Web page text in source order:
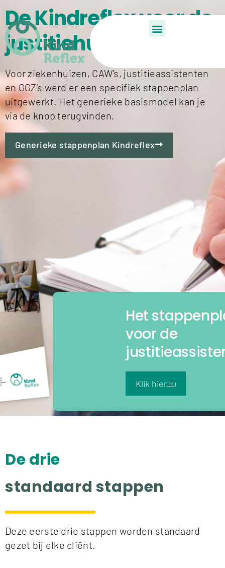
De Kindreflex voor de
justitiehuizen
Voor ziekenhuizen, CAW’s, justitieassistenten
en GGZ’s werd er een specifiek stappenplan
uitgewerkt. Het generieke basismodel kan je
via de knop terugvinden.
Generieke stappenplan Kindreflex
Het
voor de
Klik hier
De drie
standaard stappen
Deze eerste drie stappen worden standaard
gezet bij elke cliënt.